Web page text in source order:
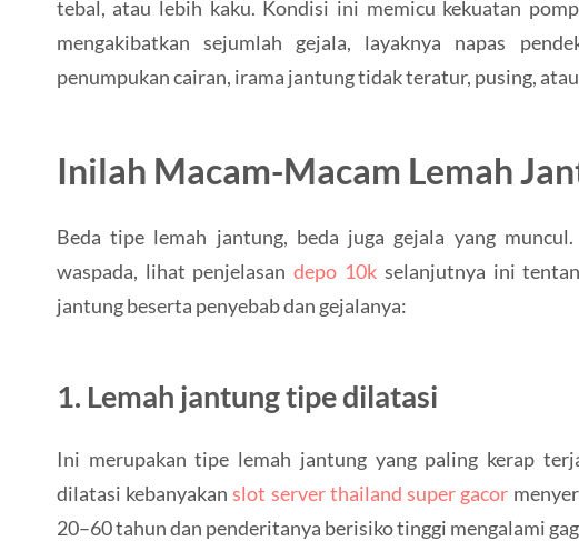
tebal, atau lebih kaku. Kondisi ini memicu kekuatan
mengakibatkan sejumlah gejala, layaknya napas
penumpukan cairan, irama jantung tidak teratur, pusing,
Inilah Macam-Macam Lemah
Beda tipe lemah jantung, beda juga gejala yang
waspada, lihat penjelasandepo 10k selanjutnya ini
jantung beserta penyebab dan gejalanya:
1. Lemah jantung tipe dilatasi
Ini merupakan tipe lemah jantung yang paling kerap
dilatasi kebanyakanslot server thailand super gacor
20–60 tahun dan penderitanya berisiko tinggi mengalami